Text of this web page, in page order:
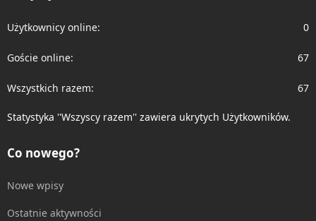
Użytkownicy online 0
Goście online 67
Wszystkich razem 67
Statystyka ''Wszyscy razem'' zawiera ukrytych Użytkowników.
Co nowego?
Nowe wpisy
Ostatnie aktywności